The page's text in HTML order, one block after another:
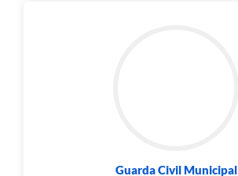
Guarda Civil Municipal